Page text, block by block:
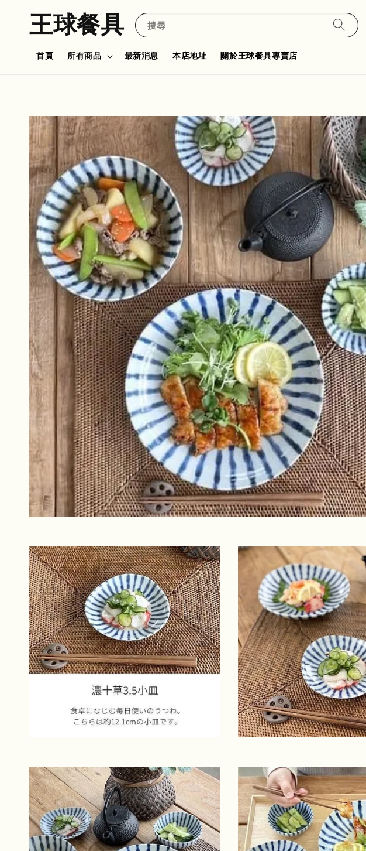
王球餐具 搜尋
首頁 所有商品 最新消息 本店地址 關於王球餐具專賣店